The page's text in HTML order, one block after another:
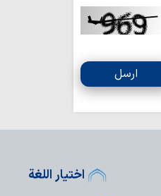
ارسل
اختيار اللغة